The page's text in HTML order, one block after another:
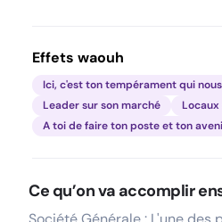
Effets waouh
Ici, c'est ton tempérament qui
Leader sur son marché
A toi de faire ton poste et ton
Ce qu’on va accomplir